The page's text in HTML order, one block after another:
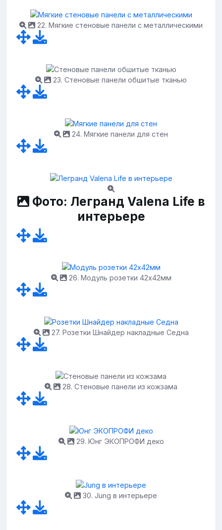
22. Мягкие стеновые панели с металлическими
23. Стеновые панели обшитые тканью
24. Мягкие панели для стен
Фото: Легранд Valena Life в
интерьере
26. Модуль розетки 42х42мм
27. Розетки Шнайдер накладные Седна
28. Стеновые панели из кожзама
29. Юнг ЭКОПРОФИ деко
30. Jung в интерьере